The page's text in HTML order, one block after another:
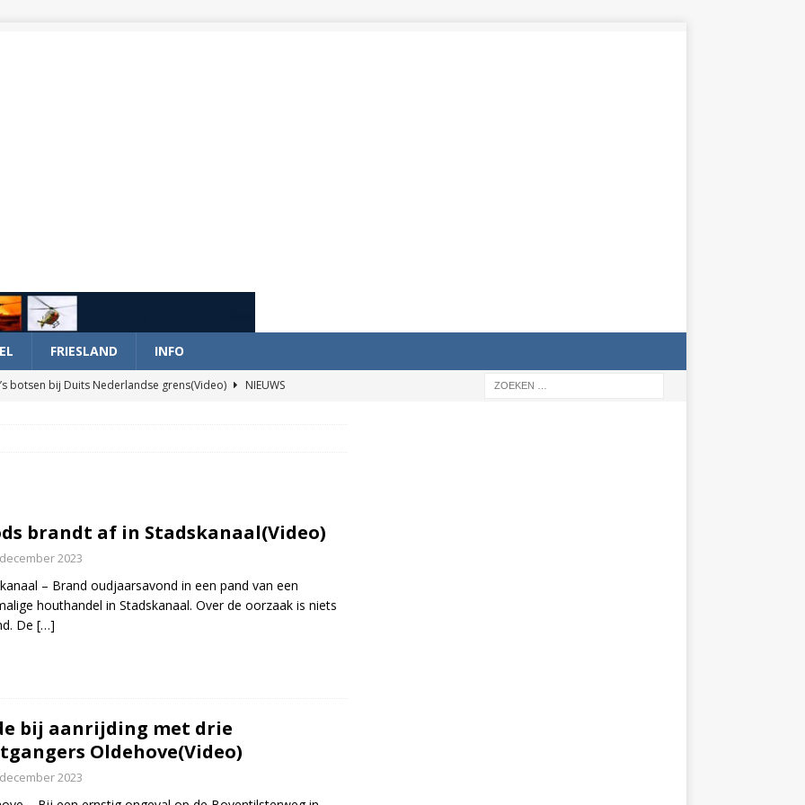
FRIESLAND INFO
botsen bij Duits Nederlandse grens(Video)
NIEUWS
aangevaren op Schildmeer Steendam(Video) NIEUWS
brandt af in Stadskanaal(Video)
2023
– Brand oudjaarsavond in een pand van een
houthandel in Stadskanaal. Over de oorzaak is niets
De […]
bij aanrijding met drie
Oldehove(Video)
2023